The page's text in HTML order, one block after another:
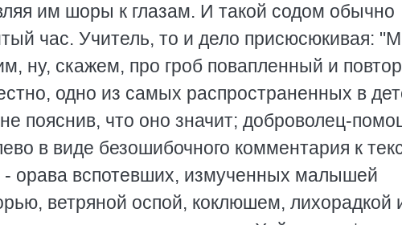
им шоры к глазам. И такой содом обычно
час. Учитель, то и дело присюсюкивая:
ну, скажем, про гроб повапленный и
одно из самых распространенных в
пояснив, что оно значит; доброволец-
в виде безошибочного комментария к
- орава вспотевших, измученных малышей
ветряной оспой, коклюшем, лихорадкой